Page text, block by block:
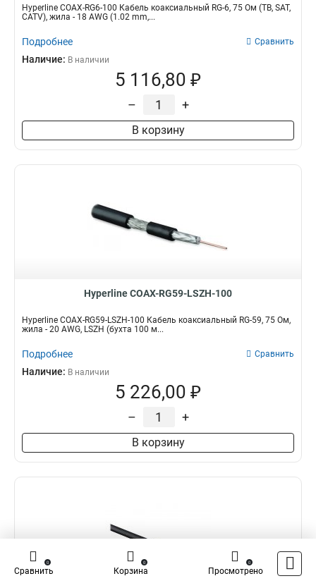
Hyperline COAX-RG6-100 Кабель коаксиальный RG-6, 75 Ом (ТВ, SAT,
CATV), жила - 18 AWG (1.02 mm,...
Подробнее Сравнить
Наличие: В наличии
5 116,80 ₽
– +
В корзину
Hyperline COAX-RG59-LSZH-100
Hyperline COAX-RG59-LSZH-100 Кабель коаксиальный RG-59, 75 Ом,
жила - 20 AWG, LSZH (бухта 100 м...
Подробнее Сравнить
Наличие: В наличии
5 226,00 ₽
– +
В корзину
Сравнить
0
Корзина
0
Просмотрено
0